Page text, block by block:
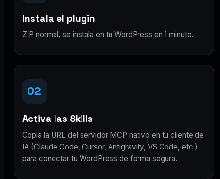
Instala el plugin
ZIP normal, se instala en tu WordPress en 1 minuto.
02
Activa las Skills
Copia la URL del servidor MCP nativo en tu cliente de
IA (Claude Code, Cursor, Antigravity, VS Code, etc.)
para conectar tu WordPress de forma segura.